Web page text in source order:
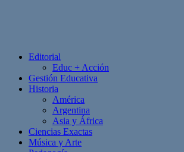
Editorial
Educ + Acción
Gestión Educativa
Historia
América
Argentina
Asia y África
Ciencias Exactas
Música y Arte